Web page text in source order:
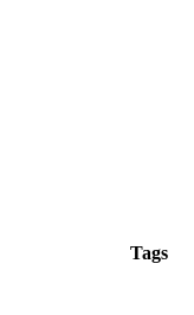
Tags